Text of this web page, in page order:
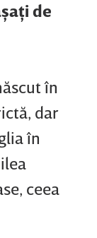
de
în
dar
în
ceea